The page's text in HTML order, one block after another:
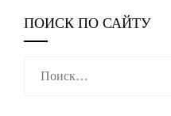
ПОИСК ПО САЙТУ